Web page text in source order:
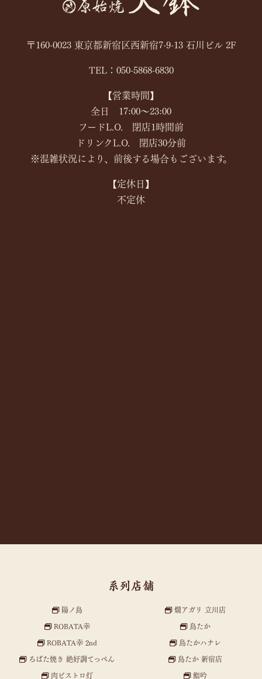
〒160-0023 東京都新宿区西新宿7-9-13 石川ビル 2F
TEL：050-5868-6830
【営業時間】
全日 17:00〜23:00
フードL.O. 閉店1時間前
ドリンクL.O. 閉店30分前
※混雑状況により、前後する場合もございます。
【定休日】
不定休
系列店舗
陽ノ鳥
ROBATA幸
ROBATA幸 2nd
ろばた焼き 絶好調てっぺん
肉ビストロ灯
燗アガリ 立川店
鳥たか
鳥たかハナレ
鳥たか 新宿店
鮨吟